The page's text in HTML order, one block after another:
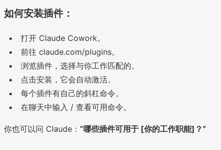
如何安装插件：
打开 Claude Cowork。
前往 claude.com/plugins。
浏览插件，选择与你工作匹配的。
点击安装，它会自动激活。
每个插件有自己的斜杠命令。
在聊天中输入 / 查看可用命令。
你也可以问 Claude： “哪些插件可用于 [你的工作职能]？”